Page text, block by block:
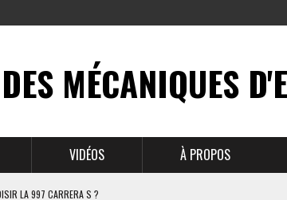
MÉCANIQUES
VIDÉOS À PROPOS
LA 997 CARRERA S ?